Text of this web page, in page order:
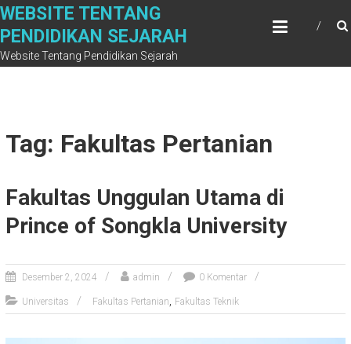
Skip
content
WEBSITE TENTANG
PENDIDIKAN SEJARAH
Website Tentang Pendidikan Sejarah
Tag: Fakultas Pertanian
Fakultas Unggulan Utama di
Prince of Songkla University
Desember 2, 2024 admin 0 Komentar
Universitas Fakultas Pertanian, Fakultas Teknik